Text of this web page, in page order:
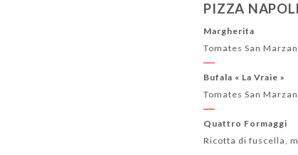
PIZZA
Margherita
Tomates San
Bufala « La Vraie »
Tomates San
Quattro Formaggi
Ricotta di fuscella,